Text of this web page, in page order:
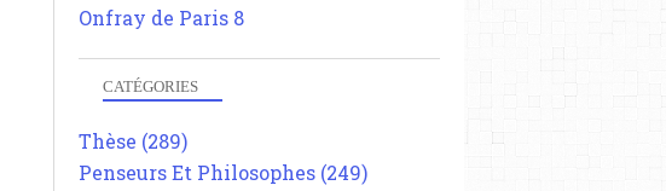
Onfray de Paris 8
CATÉGORIES
Thèse (289)
Penseurs Et Philosophes (249)